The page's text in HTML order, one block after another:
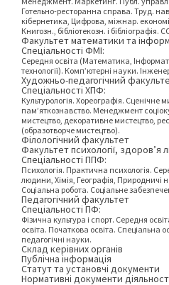
Готельно-ресторанна справа. Труд.
кібернетика, Цифрова, міжнар.
Книгозн., бібліотекозн. і бібліографія.
Факультет математики та
Спеціальності ФМІ:
Середня освіта (Математика,
технології). Комп’ютерні науки.
Художньо-педагогічний
Спеціальності ХПФ:
Культурологія. Хореографія. Сценічне
пам’яткознавство. Менеджмент
мистецтво, декоративне мистецтво,
(образотворче мистецтво).
Філологічний факультет
Факультет психології,
Спеціальності ППФ:
Психологія. Практична психологія.
людини, Хімія, Географія, Природничі
Соціальна робота. Соціальне
Педагогічний факультет
Спеціальності ПФ:
Фізична культура і спорт. Середня
освіта. Початкова освіта. Спеціальна
педагогічні науки.
Склад керівних органів
Публічна інформація
Статут та установчі документи
Нормативні документи діяльності